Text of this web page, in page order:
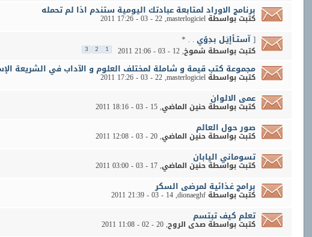
برنامج الاوراد لمتابعة عبادتك اليومية ستندم اذا لم تحمله
كتبت بواسطةmasterlogiciel
‏, 22 - 03 - 2011 17:26
[ آستـأإيَـل بدِوُي . . *
كتبت بواسطة شموخ‏, 12 - 03 - 2011 21:06
1
2
3
مجموعة كتب قيمة و شاملة لمختلف العلوم و الآداب في الشريعة
كتبت بواسطةmasterlogiciel
‏, 22 - 03 - 2011 17:26
عمى الالوان
كتبت بواسطةحنين الماضي‏, 15 - 03 - 2011 18:16
صور حول العالم
كتبت بواسطةحنين الماضي‏, 20 - 03 - 2011 12:08
تسوماني اليابان
كتبت بواسطةحنين الماضي‏, 17 - 03 - 2011 03:00
برامج غذائية لمرضى السكر
كتبت بواسطةdionaeghf
‏, 14 - 03 - 2011 21:39
تعلم كيف تبتسم
كتبت بواسطةصدى الروح‏, 20 - 02 - 2011 11:08